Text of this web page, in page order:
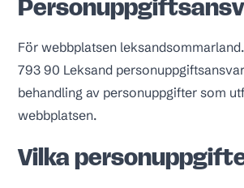
För webbplatsen
793 90 Leksand
behandling av personuppgifter som
webbplatsen.
Vilka